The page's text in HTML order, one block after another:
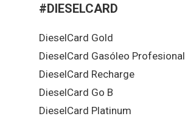
#DIESELCARD
DieselCard Gold
DieselCard Gasóleo Profesional
DieselCard Recharge
DieselCard Go B
DieselCard Platinum